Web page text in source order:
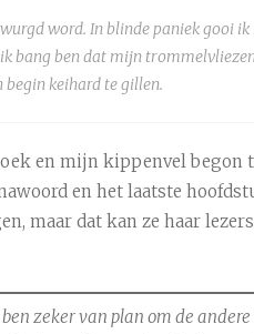
word. In blinde paniek gooi ik
bang ben dat mijn
keihard te gillen.
en mijn kippenvel begon
en het laatste
maar dat kan ze haar lezers
zeker van plan om de